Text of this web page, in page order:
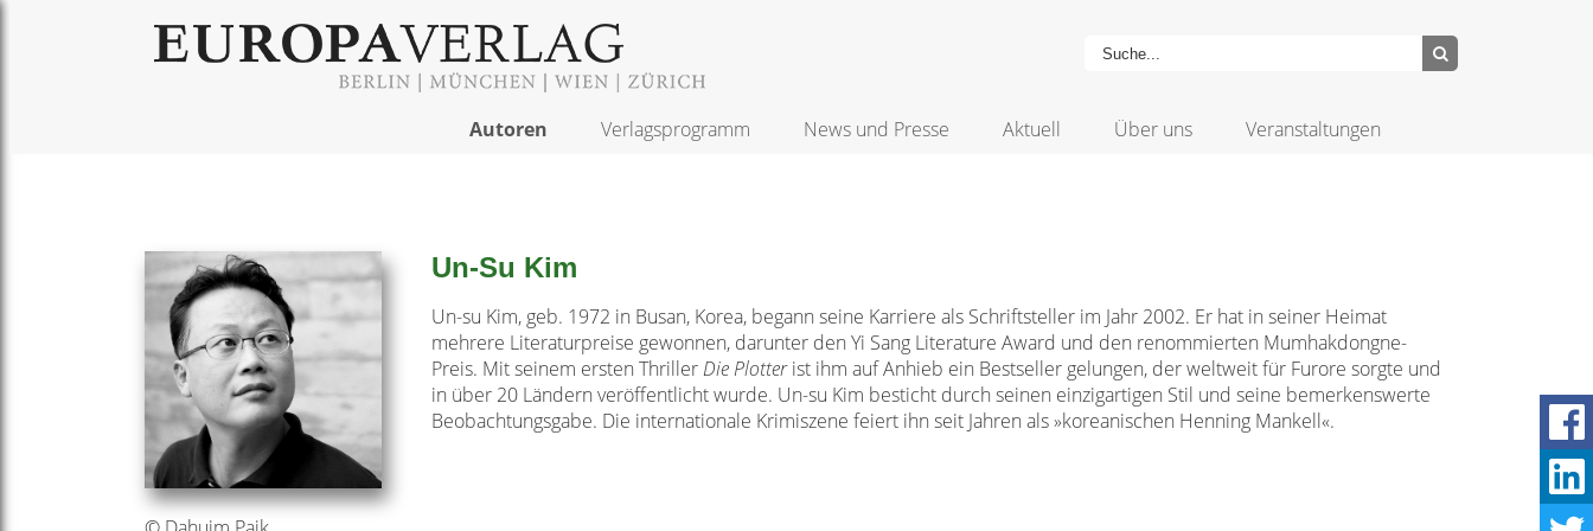
Autoren Verlagsprogramm News und Presse Aktuell Über uns Veranstaltungen
Un-Su Kim
Un-su Kim, geb. 1972 in Busan, Korea, begann seine Karriere als Schriftsteller im Jahr 2002. Er hat in seiner Heimat
mehrere Literaturpreise gewonnen, darunter den Yi Sang Literature Award und den renommierten Mumhakdongne­-
Preis. Mit seinem ersten Thriller Die Plotterist ihm auf Anhieb ein Bestseller gelungen, der weltweit für Furore sorgte und
in über 20 Ländern veröffentlicht wurde. Un-su Kim besticht durch seinen einzigartigen Stil und seine bemerkenswerte
Beobachtungsgabe. Die internationale Krimiszene feiert ihn seit Jahren als »koreanischen Henning Mankell«.